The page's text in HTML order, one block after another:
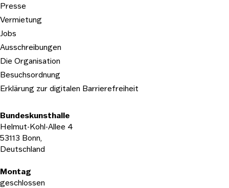
Presse
Vermietung
Jobs
Ausschreibungen
Die Organisation
Besuchsordnung
Erklärung zur digitalen Barrierefreiheit
Bundeskunsthalle
Helmut-Kohl-Allee 4
53113 Bonn,
Deutschland
Öffnungszeiten
Montag
geschlossen